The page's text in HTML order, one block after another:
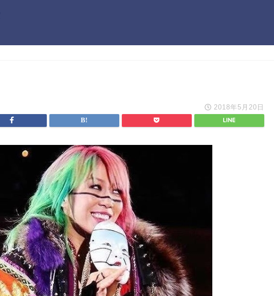
2018年5月20日